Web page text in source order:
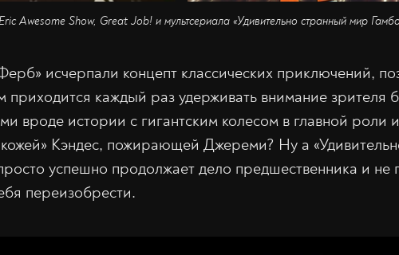
Awesome Show, Great Job! и мультсериала «Удивительно странный мир
исчерпали концепт классических приключений,
приходится каждый раз удерживать внимание зрителя
вроде истории с гигантским колесом в главной роли
Кэндес, пожирающей Джереми? Ну а
успешно продолжает дело предшественника и
переизобрести.